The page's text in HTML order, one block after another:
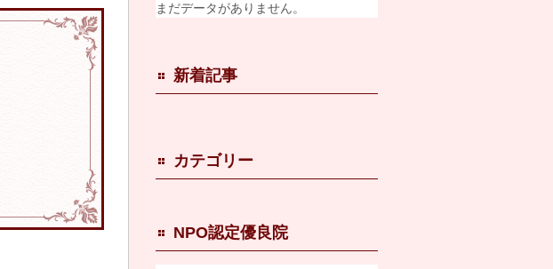
まだデータがありません。
新着記事
カテゴリー
NPO認定優良院